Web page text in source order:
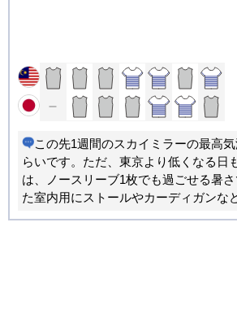
この先1週間のスカイミラーの最高
らいです。ただ、東京より低くなる日
は、ノースリーブ1枚でも過ごせる暑
た室内用にストールやカーディガンな